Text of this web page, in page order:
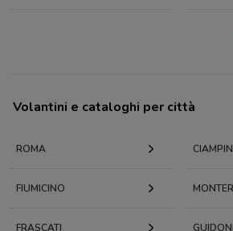
Volantini e cataloghi per città
ROMA
FIUMICINO
FRASCATI